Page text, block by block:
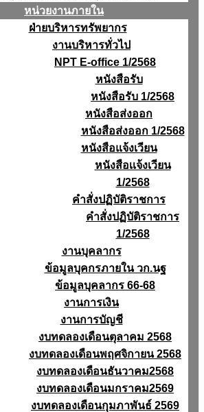
หน่วยงานภายใน
ฝ่ายบริหารทรัพยากร
งานบริหารทั่วไป
NPT E-office 1/2568
หนังสือรับ
หนังสือรับ 1/2568
หนังสือส่งออก
หนังสือส่งออก 1/2568
หนังสือแจ้งเวียน
หนังสือเเจ้งเวียน
1/2568
คำสั่งปฏิบัติราชการ
คำสั่งปฏิบัติราชการ
1/2568
งานบุคลากร
ข้อมูลบุคกรภายใน วก.นฐ
ข้อมูลบุคลากร 66-68
งานการเงิน
งานการบัญชี
งบทดลองเดือนตุลาคม 2568
งบทดลองเดือนพฤศจิกายน 2568
งบทดลองเดือนธันวาคม2568
งบทดลองเดือนมกราคม2569
งบทดลองเดือนกุมภาพันธ์ 2569